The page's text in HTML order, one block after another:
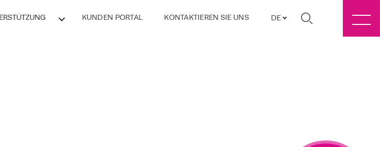
KUNDEN PORTAL KONTAKTIEREN SIE UNS DE